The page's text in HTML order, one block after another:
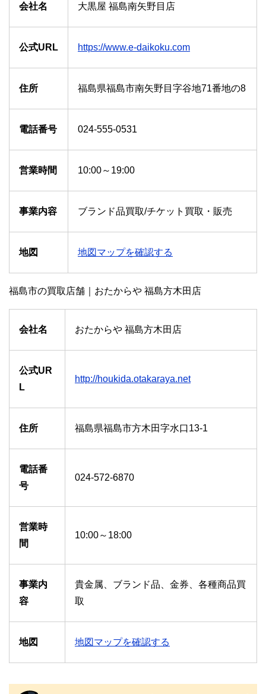
会社名 大黒屋 福島南矢野目店
公式URL https://www.e-daikoku.com
住所 福島県福島市南矢野目字谷地71番地の8
電話番号 024-555-0531
営業時間 10:00～19:00
事業内容 ブランド品買取/チケット買取・販売
地図 地図マップを確認する
福島市の買取店舗｜おたからや 福島方木田店
会社名 おたからや 福島方木田店
公式UR
L
http://houkida.otakaraya.net
住所 福島県福島市方木田字水口13-1
電話番
号
024-572-6870
営業時
間
10:00～18:00
事業内
容
貴金属、ブランド品、金券、各種商品買
取
地図 地図マップを確認する